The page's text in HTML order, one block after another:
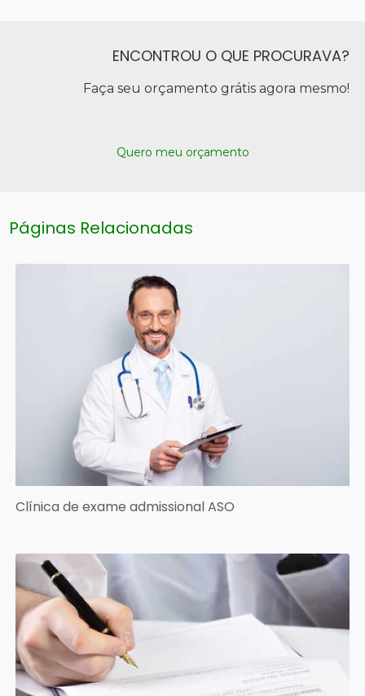
ENCONTROU O QUE PROCURAVA?
Faça seu orçamento grátis agora mesmo!
Quero meu orçamento
Páginas Relacionadas
Clínica de exame admissional ASO